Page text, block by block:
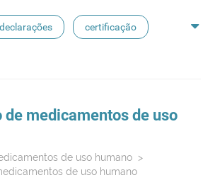
declarações certificação
referência
de medicamentos de uso
de uso humano >
de uso humano